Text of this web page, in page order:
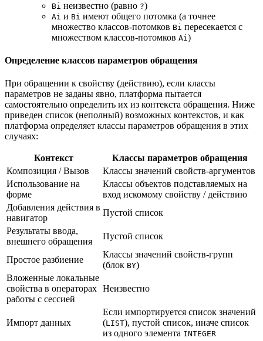
Bi неизвестно (равно ?)
Ai и Bi имеют общего потомка (а точнее
множество классов-потомков Bi пересекается с
множеством классов-потомков Ai )
Определение классов параметров обращения
При обращении к свойству (действию), если классы
параметров не заданы явно, платформа пытается
самостоятельно определить их из контекста обращения. Ниже
приведен список (неполный) возможных контекстов, и как
платформа определяет классы параметров обращения в этих
случаях:
Контекст
Классы параметров обращения
Композиция / Вызов
Классы значений свойств-аргументов
Использование на
форме
Классы объектов подставляемых на
вход искомому свойству / действию
Добавления действия в
навигатор
Пустой список
Результаты ввода,
внешнего обращения
Пустой список
Простое разбиение
Классы значений свойств-групп
(блок BY)
Вложенные локальные
свойства в операторах
работы с сессией
Неизвестно
Импорт данных
Если импортируется список значений
(LIST), пустой список, иначе список
из одного элемента INTEGER